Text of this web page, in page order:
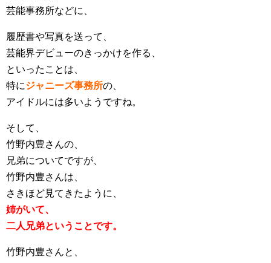
芸能事務所などに、
履歴書や写真を送って、
芸能界デビューのきっかけを作る、
といったことは、
特にジャニーズ事務所の、
アイドルには多いようですね。
そして、
竹野内豊さんの、
兄弟についてですが、
竹野内豊さんは、
さきほど見てきたように、
姉がいて、
二人兄弟ということです。
竹野内豊さんと、